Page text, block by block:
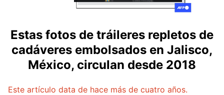
Estas fotos de tráileres repletos de
cadáveres embolsados en Jalisco,
México, circulan desde 2018
Este artículo data de hace más de cuatro años.